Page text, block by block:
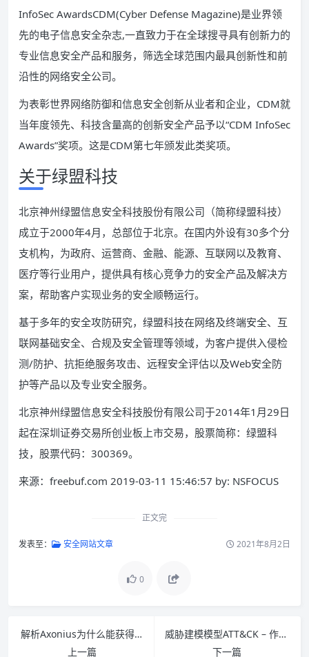
InfoSec AwardsCDM(Cyber Defense Magazine)是业界领
先的电子信息安全杂志,一直致力于在全球搜寻具有创新力的
专业信息安全产品和服务，筛选全球范围内最具创新性和前
沿性的网络安全公司。
为表彰世界网络防御和信息安全创新从业者和企业，CDM就
当年度领先、科技含量高的创新安全产品予以“CDM InfoSec
Awards”奖项。这是CDM第七年颁发此类奖项。
关于绿盟科技
北京神州绿盟信息安全科技股份有限公司（简称绿盟科技）
成立于2000年4月，总部位于北京。在国内外设有30多个分
支机构，为政府、运营商、金融、能源、互联网以及教育、
医疗等行业用户，提供具有核心竞争力的安全产品及解决方
案，帮助客户实现业务的安全顺畅运行。
基于多年的安全攻防研究，绿盟科技在网络及终端安全、互
联网基础安全、合规及安全管理等领域，为客户提供入侵检
测/防护、抗拒绝服务攻击、远程安全评估以及Web安全防
护等产品以及专业安全服务。
北京神州绿盟信息安全科技股份有限公司于2014年1月29日
起在深圳证券交易所创业板上市交易，股票简称：绿盟科
技，股票代码：300369。
来源：freebuf.com 2019-03-11 15:46:57 by: NSFOCUS
正文完
发表至： 安全网站文章 2021年8月2日
0
解析Axonius为什么能获得2019 RSAC创新大奖？ – 作者:wzwzwz
上一篇
威胁建模模型ATT&CK – 作者:NSFOCUS
下一篇